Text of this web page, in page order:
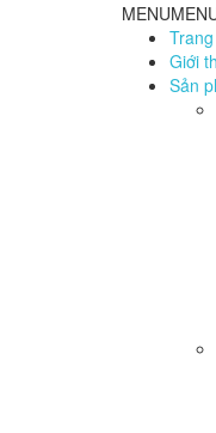
MENU
Giới
Sản